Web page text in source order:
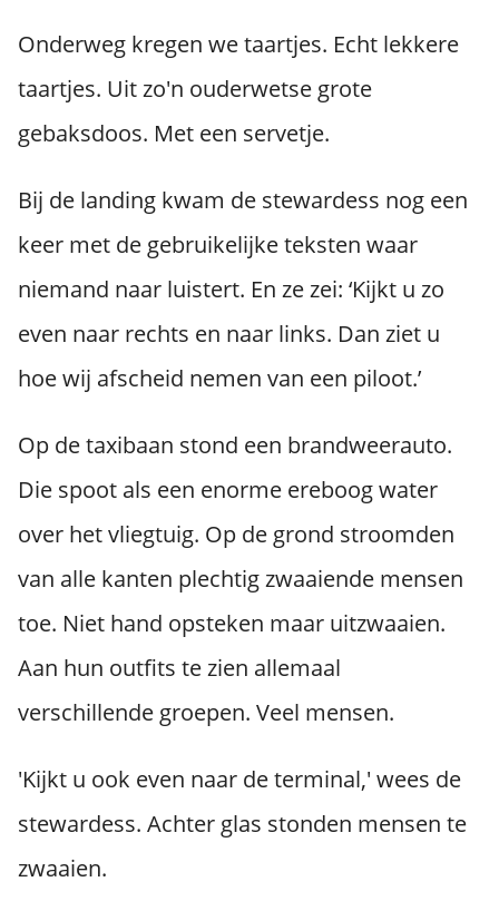
Onderweg kregen we taartjes. Echt lekkere
taartjes. Uit zo'n ouderwetse grote
gebaksdoos. Met een servetje.
Bij de landing kwam de stewardess nog een
keer met de gebruikelijke teksten waar
niemand naar luistert. En ze zei: ‘Kijkt u zo
even naar rechts en naar links. Dan ziet u
hoe wij afscheid nemen van een piloot.’
Op de taxibaan stond een brandweerauto.
Die spoot als een enorme ereboog water
over het vliegtuig. Op de grond stroomden
van alle kanten plechtig zwaaiende mensen
toe. Niet hand opsteken maar uitzwaaien.
Aan hun outfits te zien allemaal
verschillende groepen. Veel mensen.
'Kijkt u ook even naar de terminal,' wees de
stewardess. Achter glas stonden mensen te
zwaaien.